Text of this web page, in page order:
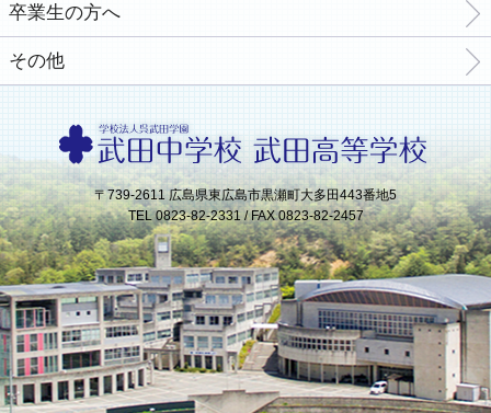
卒業生の方へ
その他
〒739-2611 広島県東広島市黒瀬町大多田443番地5
TEL 0823-82-2331 / FAX 0823-82-2457